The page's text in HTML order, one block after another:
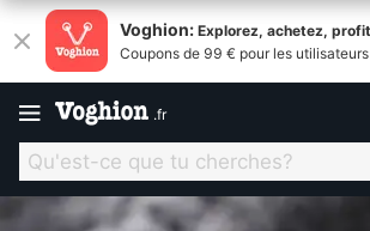
Voghion: Explorez, achetez,
Coupons de 99 € pour les utilisateurs
.fr